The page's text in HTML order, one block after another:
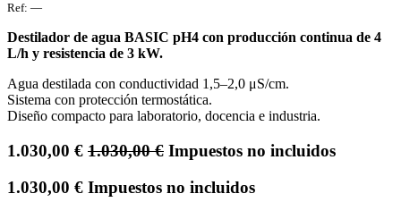
Ref: —
Destilador de agua BASIC pH4 con producción continua de 4
L/h y resistencia de 3 kW.
Agua destilada con conductividad 1,5–2,0 μS/cm.
Sistema con protección termostática.
Diseño compacto para laboratorio, docencia e industria.
1.030,00 € 1.030,00€ Impuestos no incluidos
1.030,00 € Impuestos no incluidos